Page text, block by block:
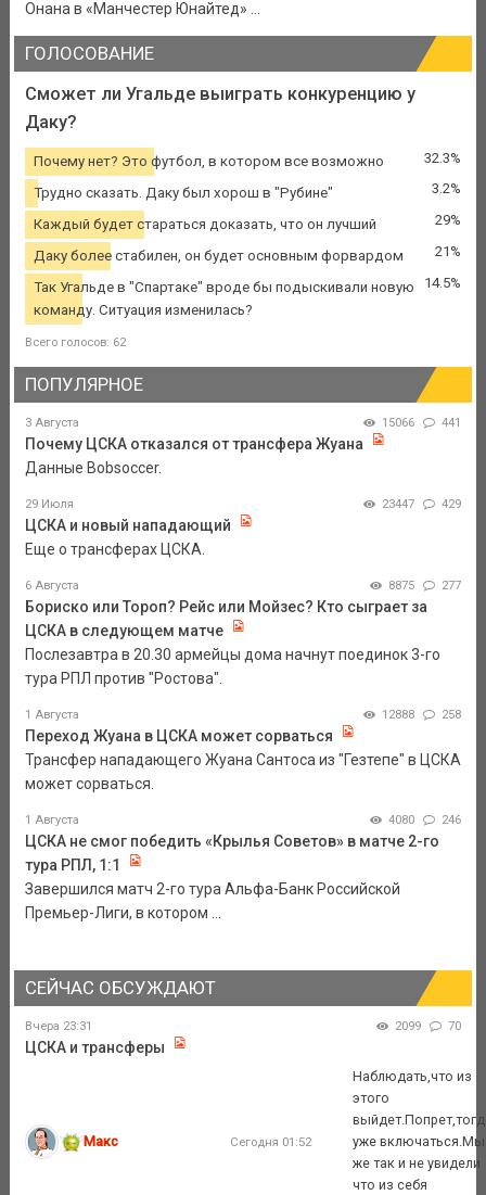
Онана в «Манчестер Юнайтед» ...
ГОЛОСОВАНИЕ
Сможет ли Угальде выиграть конкуренцию у
Даку?
Почему нет? Это футбол, в котором все возможно 32.3%
Трудно сказать. Даку был хорош в "Рубине" 3.2%
Каждый будет стараться доказать, что он лучший 29%
Даку более стабилен, он будет основным форвардом 21%
Так Угальде в "Спартаке" вроде бы подыскивали новую
команду. Ситуация изменилась?
14.5%
Всего голосов: 62
ПОПУЛЯРНОЕ
3 Августа 15066 441
Почему ЦСКА отказался от трансфера Жуана
Данные Bobsoccer.
29 Июля 23447 429
ЦСКА и новый нападающий
Еще о трансферах ЦСКА.
6 Августа 8875 277
Бориско или Тороп? Рейс или Мойзес? Кто сыграет за
ЦСКА в следующем матче
Послезавтра в 20.30 армейцы дома начнут поединок 3-го
тура РПЛ против "Ростова".
1 Августа 12888 258
Переход Жуана в ЦСКА может сорваться
Трансфер нападающего Жуана Сантоса из "Гезтепе" в ЦСКА
может сорваться.
1 Августа 4080 246
ЦСКА не смог победить «Крылья Советов» в матче 2-го
тура РПЛ, 1:1
Завершился матч 2-го тура Альфа-Банк Российской
Премьер-Лиги, в котором ...
СЕЙЧАС ОБСУЖДАЮТ
Вчера 23:31 2099 70
ЦСКА и трансферы
Макс Сегодня 01:52
Наблюдать,что из
этого
уже включаться.Мы
же так и не увидели
что из себя